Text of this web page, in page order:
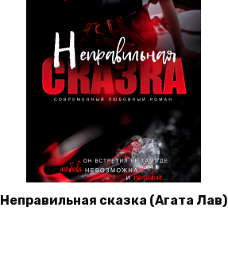
Неправильная сказка (Агата Лав)